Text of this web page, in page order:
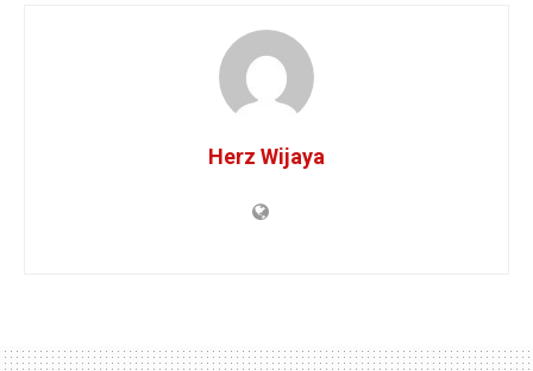
Herz Wijaya